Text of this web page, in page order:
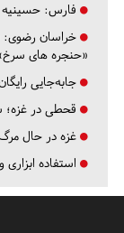
فارس: حسینیه
خراسان رضوی:
«حنجره های
جابه‌جایی
قحطی در غزه؛
غزه در حال
استفاده